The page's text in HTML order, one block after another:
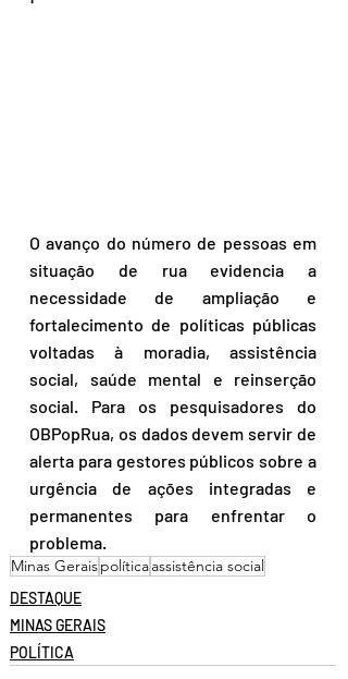
O avanço do número de pessoas em
situação de rua evidencia a
necessidade de ampliação e
fortalecimento de políticas públicas
voltadas à moradia, assistência
social, saúde mental e reinserção
social. Para os pesquisadores do
OBPopRua, os dados devem servir de
alerta para gestores públicos sobre a
urgência de ações integradas e
permanentes para enfrentar o
problema.
Minas Geraispolíticaassistência social
DESTAQUE
MINAS GERAIS
POLÍTICA